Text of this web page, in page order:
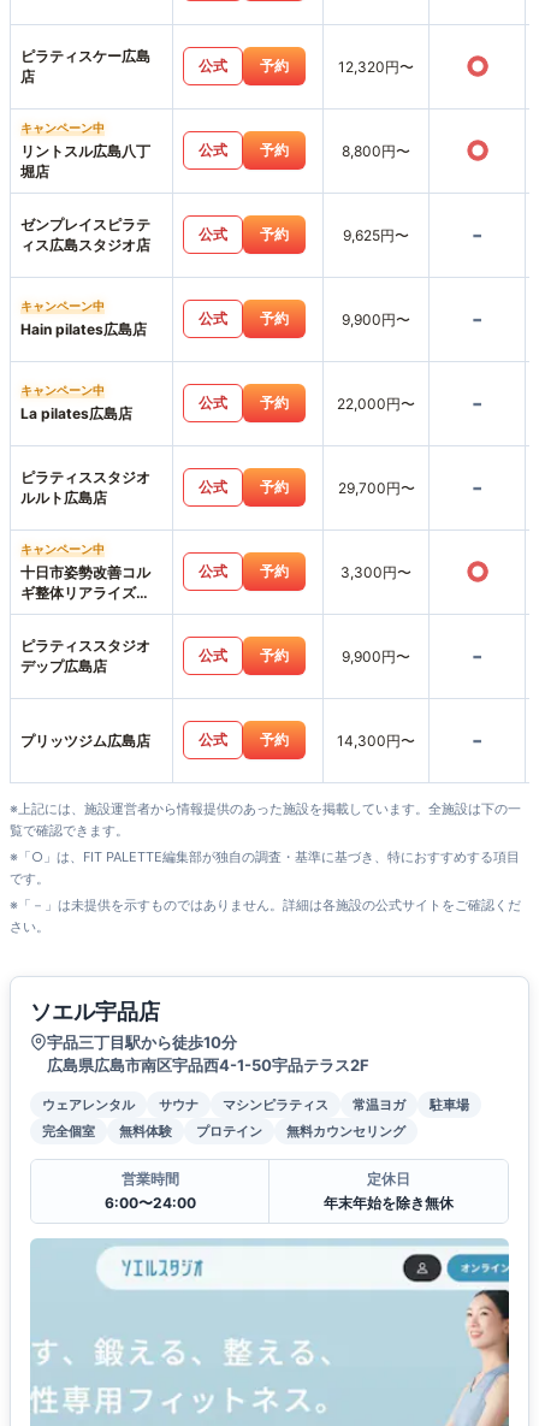
ピラティスケー広島
店
公式 予約 12,320円〜 ○
キャンペーン中
リントスル広島八丁
堀店
公式 予約 8,800円〜 ○
ゼンプレイスピラテ
ィス広島スタジオ店
公式 予約 9,625円〜 -
キャンペーン中
Hain pilates広島店
公式 予約 9,900円〜 -
キャンペーン中
La pilates広島店
公式 予約 22,000円〜 -
ピラティススタジオ
ルルト広島店
公式 予約 29,700円〜 -
キャンペーン中
十日市姿勢改善コル
ギ整体リアライズ
【パーソナルジムリ
公式 予約 3,300円〜 ○
ピラティススタジオ
デップ広島店
公式 予約 9,900円〜 -
プリッツジム広島店 公式 予約 14,300円〜 -
※上記には、施設運営者から情報提供のあった施設を掲載しています。全施設は下の一
覧で確認できます。
※「○」は、FIT PALETTE編集部が独自の調査・基準に基づき、特におすすめする項目
です。
※「－」は未提供を示すものではありません。詳細は各施設の公式サイトをご確認くだ
さい。
ソエル宇品店
宇品三丁目駅から徒歩10分
広島県広島市南区宇品西4-1-50宇品テラス2F
ウェアレンタル サウナ マシンピラティス 常温ヨガ
駐車場
完全個室
無料体験 プロテイン 無料カウンセリング
営業時間
6:00〜24:00
定休日
年末年始を除き無休